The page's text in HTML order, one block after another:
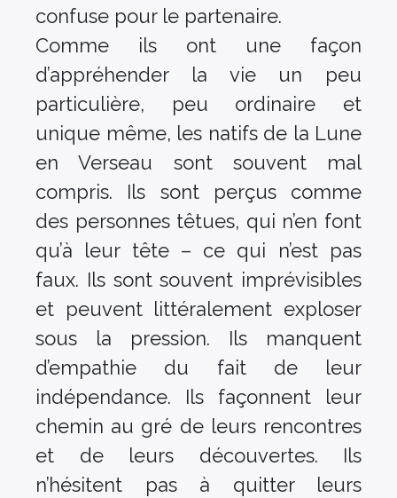
confuse pour le partenaire.
Comme ils ont une façon
d’appréhender la vie un peu
particulière, peu ordinaire et
unique même, les natifs de la Lune
en Verseau sont souvent mal
compris. Ils sont perçus comme
des personnes têtues, qui n’en font
qu’à leur tête – ce qui n’est pas
faux. Ils sont souvent imprévisibles
et peuvent littéralement exploser
sous la pression. Ils manquent
d’empathie du fait de leur
indépendance. Ils façonnent leur
chemin au gré de leurs rencontres
et de leurs découvertes. Ils
n’hésitent pas à quitter leurs